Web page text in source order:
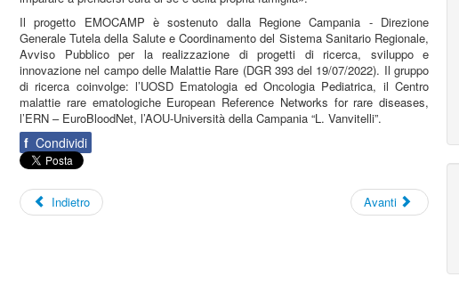
Il progetto EMOCAMP è sostenuto dalla Regione Campania - Direzione
Generale Tutela della Salute e Coordinamento del Sistema Sanitario Regionale,
Avviso Pubblico per la realizzazione di progetti di ricerca, sviluppo e
innovazione nel campo delle Malattie Rare (DGR 393 del 19/07/2022). Il gruppo
di ricerca coinvolge: l’UOSD Ematologia ed Oncologia Pediatrica, il Centro
malattie rare ematologiche European Reference Networks for rare diseases,
l’ERN – EuroBloodNet, l’AOU-Università della Campania “L. Vanvitelli”.
f Condividi
Indietro Avanti